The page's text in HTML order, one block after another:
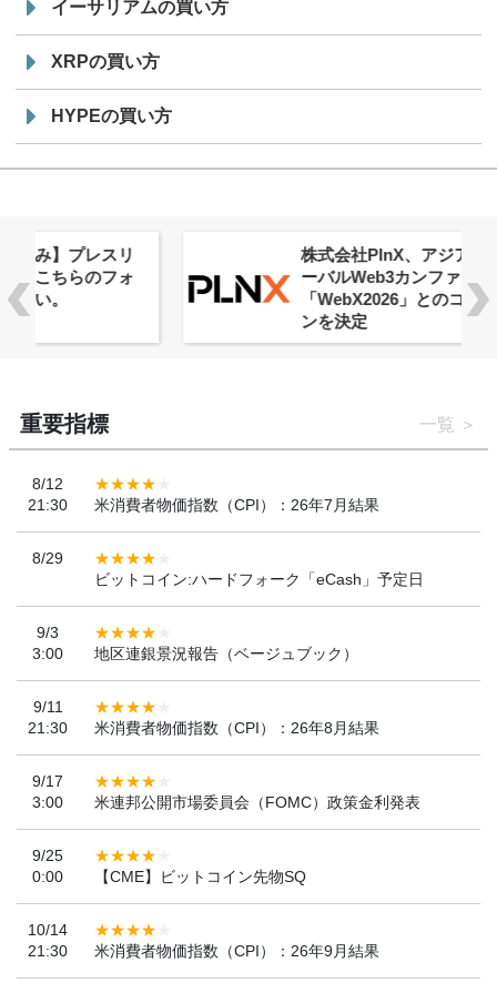
イーサリアムの買い方
XRPの買い方
HYPEの買い方
株式会社PlnX、アジア最大級のグロ
ーバルWeb3カンファレンス
「WebX2026」とのコラボレーショ
重要指標 一覧
8/12
21:30
米消費者物価指数（CPI）：26年7月結果
8/29
ビットコイン:ハードフォーク「eCash」予定日
9/3
3:00
地区連銀景況報告（ベージュブック）
9/11
21:30
米消費者物価指数（CPI）：26年8月結果
9/17
3:00
米連邦公開市場委員会（FOMC）政策金利発表
9/25
0:00
【CME】ビットコイン先物SQ
10/14
21:30
米消費者物価指数（CPI）：26年9月結果